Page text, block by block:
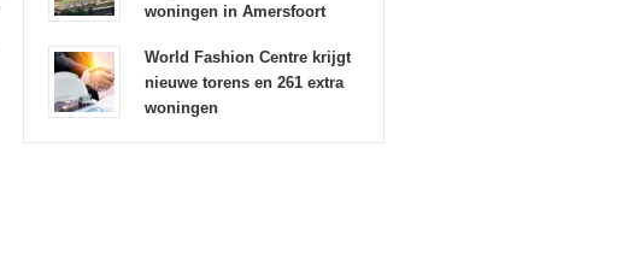
woningen in Amersfoort
World Fashion Centre krijgt
nieuwe torens en 261 extra
woningen